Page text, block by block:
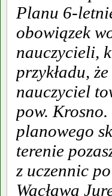
Planu 6-
obowiązek
nauczycieli,
przykładu,
nauczyciel
pow.
planowego
terenie
z uczennic
Wacława